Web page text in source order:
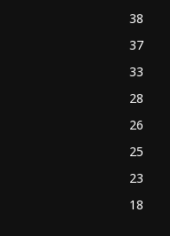
38
37
33
28
26
25
23
18